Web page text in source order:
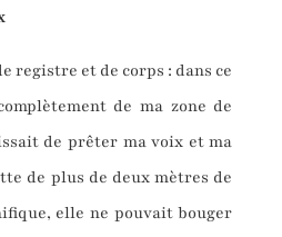
registre et de corps : dans ce
de ma zone de
de prêter ma voix et ma
de plus de deux mètres de
elle ne pouvait bouger